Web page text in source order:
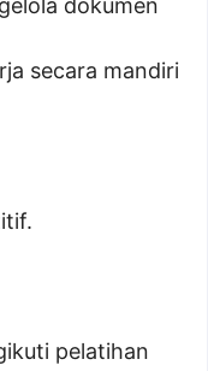
dokumen
secara mandiri
pelatihan